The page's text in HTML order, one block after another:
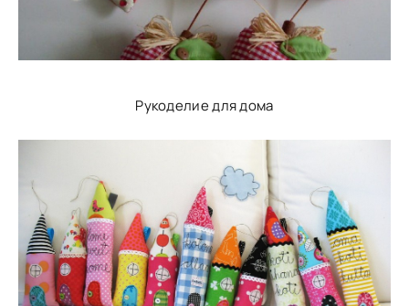
Рукоделие для дома